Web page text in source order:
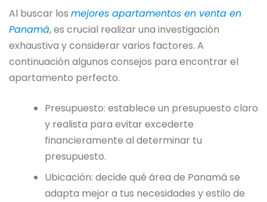
Al buscar los mejores apartamentos en venta en
Panamá, es crucial realizar una investigación
exhaustiva y considerar varios factores. A
continuación algunos consejos para encontrar el
apartamento perfecto.
Presupuesto: establece un presupuesto claro
y realista para evitar excederte
financieramente al determinar tu
presupuesto.
Ubicación: decide qué área de Panamá se
adapta mejor a tus necesidades y estilo de